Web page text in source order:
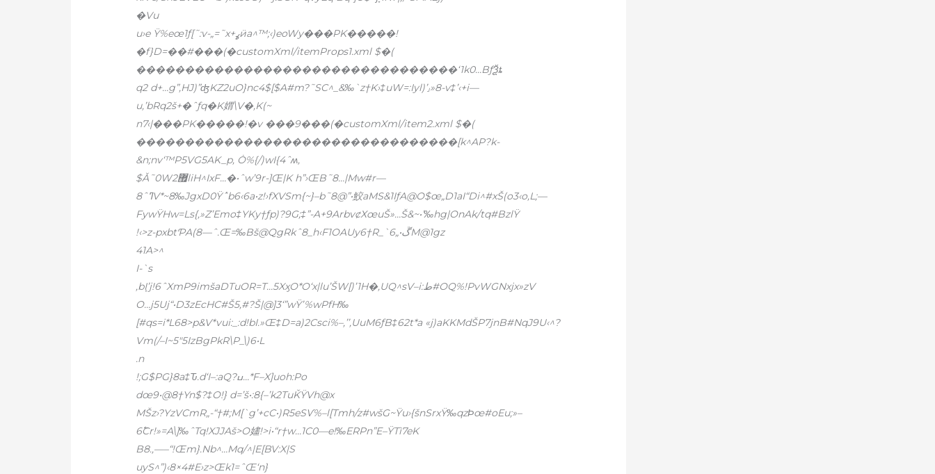
�Vu
u›e Ÿ%eœ1ƒ[˜:v-„=˜x+ߩӥa^™;‹)eoWy���PK�����!
�f}D=��#���(�customXml/itemProps1.xml $�(
���������������������������������‘1k0…BƒѮȶ
q2 d+…g”,HJ)”ʤKZ2uO}nc4$[$A#m?˜SC^_&‰`z†K›‡uW=:Iyl)’˼»8-v‡’‹+i—
u‚’bRq2š+�ˆƒq�K媦\V�,K(~
n7‹|���PK�����!�v ���9���(�customXml/item2.xml $�(
���������������������������������[k^AP?k-
&n;nv‘™P5VG5AK_p‚ Ȯ%{/)wI{4ˆʍ,
$Ǎ˜0W2޿liH^IxF…�•ˆw’9r-]Œ|K h”›ŒB˜8…|Mw#r—
ߣˆ8V*~8‰JgxD0Ÿٝˆb6‹6a•z!›fXVSm{~}–b˜8@”•鮫aMS&1IƒA@O$œ„D1aI“Di^#xŠ(o3‹o‚L;—
FywŸHw=Ls{‚»Z’Emo‡YKy†ƒp)?9G;‡”-A+9ArbvȼХœuŠ»…Š&~•’‰hg|OnAk/tq#BzlŸ
!‹>z-pxbtƤA(8—ˆ.Œ=‰Bš@QgRkˆ8_h‹F1OAUy6†R_`ڱ•„6M@1gz
41A>^
I-`s
‚bI֤’j!6ˆXmP9imšaDTuOR=T…5XӽO*O‘x|lu’ŠW[)’1H�,UQ^sV–i:ط#OQ%!PvWGNxjx»zV
O…j5Uj“•D3zEcHC#Š5‚#?Š|@]3‘”wŸ’%wPfH‰
[#qs=i*L68>p&V*vui:_:d!bI.»Œ‡D=a)2Csci%–,’’,UuM6ƒB‡62t*a «j)aKKMdŠP7jnB#NqJ9U‹^?
Vm(/–I~5″5IzBgPkR\P_\)6•L
.n
!;G$PG}8a‡Ԏ.d‘I–:aQ?ߎ…*F–X]uoh:Po
dœ9•@8†Yn$?‡O!} d=’š•:8{–’k2TuǨŸVh@x
MŠz›?YzVCmR„-“†#;M[`g’+cC•)R5eSѴ%–l[Tmh/z#wšG~Ÿu›{šnSrxŸ‰qzϷœ#oEu;»–
6߱Cr!»=A\]‰ˆTq!XJJAš>O嫿!>i•“r†w…1C0—e!‰ERPn”E–ŸTì7eK
B8.‚—–“!Œm}.Nb^…Mq/^|E[BV:X|S
uyS^”)‹8×4#E›z>Œk1=ˆŒ‘n}